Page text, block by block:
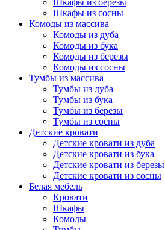
Шкафы из березы
Шкафы из сосны
Комоды из массива
Комоды из дуба
Комоды из бука
Комоды из березы
Комоды из сосны
Тумбы из массива
Тумбы из дуба
Тумбы из бука
Тумбы из березы
Тумбы из сосны
Детские кровати
Детские кровати из дуба
Детские кровати из бука
Детские кровати из березы
Детские кровати из сосны
Белая мебель
Кровати
Шкафы
Комоды